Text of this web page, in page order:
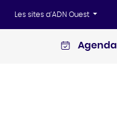
Les sites d'ADN Ouest
Agenda